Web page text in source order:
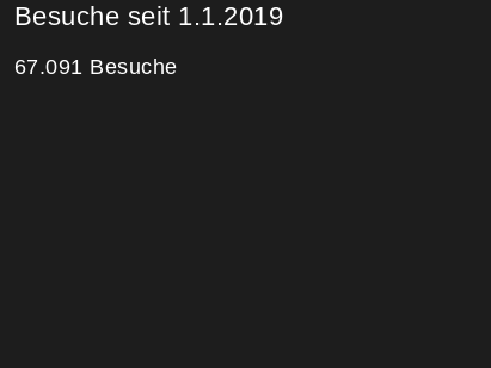
Besuche seit 1.1.2019
67.091 Besuche